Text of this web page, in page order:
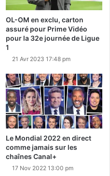
OL-OM en exclu, carton
assuré pour Prime Vidéo
pour la 32e journée de Ligue
1
21 Avr 2023 17:48 pm
Le Mondial 2022 en direct
comme jamais sur les
chaînes Canal+
17 Nov 2022 13:00 pm